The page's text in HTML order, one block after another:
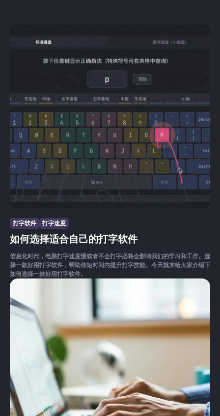
打字软件 打字速度
如何选择适合自己的打字软件
信息化时代，电脑打字速度慢或者不会打字必将会影响我们的学习和工作。选
择一款好用打字软件，帮助你短时间内提升打字技能。今天就来给大家介绍下
如何选择一款好用打字软件。